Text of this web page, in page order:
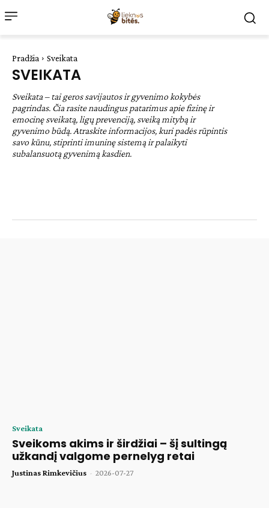
Pradžia Sveikata
SVEIKATA
Sveikata – tai geros savijautos ir gyvenimo kokybės
pagrindas. Čia rasite naudingus patarimus apie fizinę ir
emocinę sveikatą, ligų prevenciją, sveiką mitybą ir
gyvenimo būdą. Atraskite informacijos, kuri padės rūpintis
savo kūnu, stiprinti imuninę sistemą ir palaikyti
subalansuotą gyvenimą kasdien.
Sveikata
Sveikoms akims ir širdžiai – šį sultingą
užkandį valgome pernelyg retai
Justinas Rimkevičius - 2026-07-27